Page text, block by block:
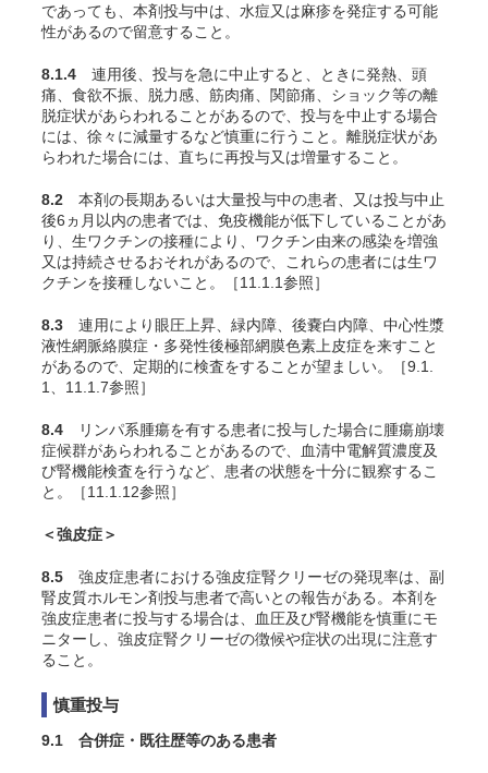
であっても、本剤投与中は、水痘又は麻疹を発症する可能
性があるので留意すること。
8.1.4 連用後、投与を急に中止すると、ときに発熱、頭
痛、食欲不振、脱力感、筋肉痛、関節痛、ショック等の離
脱症状があらわれることがあるので、投与を中止する場合
には、徐々に減量するなど慎重に行うこと。離脱症状があ
らわれた場合には、直ちに再投与又は増量すること。
8.2 本剤の長期あるいは大量投与中の患者、又は投与中止
後6ヵ月以内の患者では、免疫機能が低下していることがあ
り、生ワクチンの接種により、ワクチン由来の感染を増強
又は持続させるおそれがあるので、これらの患者には生ワ
クチンを接種しないこと。［11.1.1参照］
8.3 連用により眼圧上昇、緑内障、後嚢白内障、中心性漿
液性網脈絡膜症・多発性後極部網膜色素上皮症を来すこと
があるので、定期的に検査をすることが望ましい。［9.1.
1、11.1.7参照］
8.4 リンパ系腫瘍を有する患者に投与した場合に腫瘍崩壊
症候群があらわれることがあるので、血清中電解質濃度及
び腎機能検査を行うなど、患者の状態を十分に観察するこ
と。［11.1.12参照］
＜強皮症＞
8.5 強皮症患者における強皮症腎クリーゼの発現率は、副
腎皮質ホルモン剤投与患者で高いとの報告がある。本剤を
強皮症患者に投与する場合は、血圧及び腎機能を慎重にモ
ニターし、強皮症腎クリーゼの徴候や症状の出現に注意す
ること。
慎重投与
9.1 合併症・既往歴等のある患者